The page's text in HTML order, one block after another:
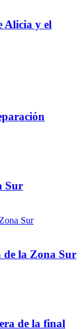
Alicia y el
Sur
de la Zona Sur
de la final